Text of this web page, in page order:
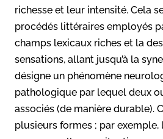
richesse et leur intensité. Cela
procédés littéraires employés
champs lexicaux riches et la
sensations, allant jusqu’à la
désigne un phénomène
pathologique par lequel deux
associés (de manière durable).
plusieurs formes ; par exemple,